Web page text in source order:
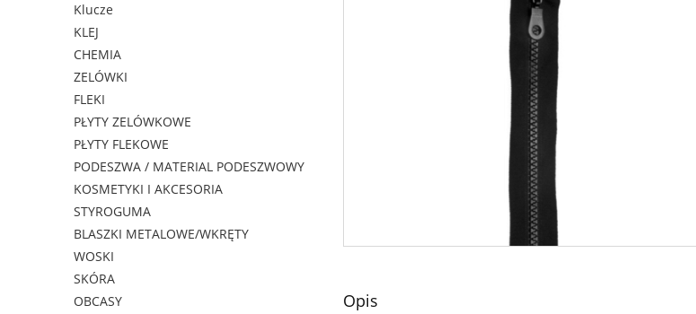
Klucze
KLEJ
CHEMIA
ZELÓWKI
FLEKI
PŁYTY ZELÓWKOWE
PŁYTY FLEKOWE
PODESZWA / MATERIAL PODESZWOWY
KOSMETYKI I AKCESORIA
STYROGUMA
BLASZKI METALOWE/WKRĘTY
WOSKI
SKÓRA
OBCASY
Opis